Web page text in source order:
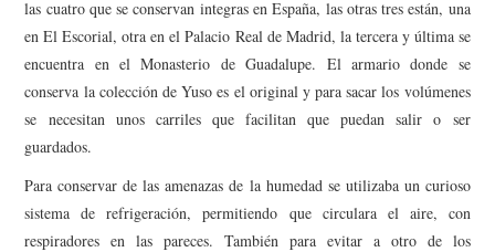
las cuatro que se conservan integras en España, las otras tres están, una
en El Escorial, otra en el Palacio Real de Madrid, la tercera y última se
encuentra en el Monasterio de Guadalupe. El armario donde se
conserva la colección de Yuso es el original y para sacar los volúmenes
se necesitan unos carriles que facilitan que puedan salir o ser
guardados.
Para conservar de las amenazas de la humedad se utilizaba un curioso
sistema de refrigeración, permitiendo que circulara el aire, con
respiradores en las pareces. También para evitar a otro de los